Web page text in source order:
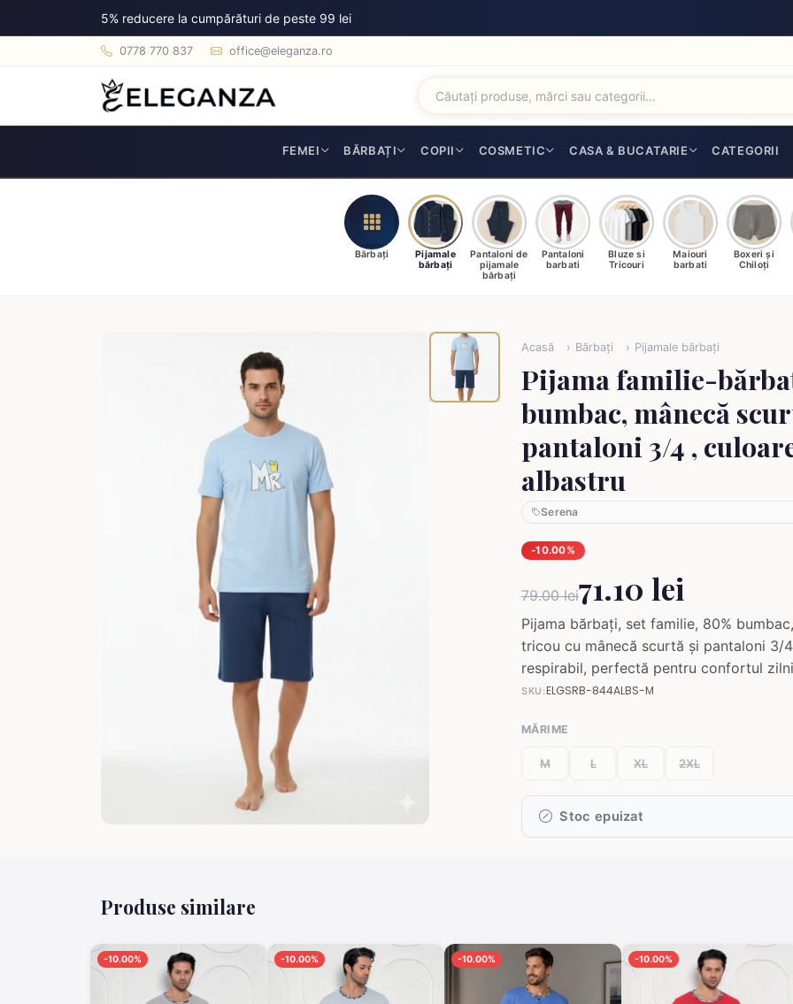
5% reducere la cumpărături de peste 99 lei
0778 770 837 office@eleganza.ro
FEMEI BĂRBAȚI COPII COSMETIC CASA & BUCATARIE CATEGORII
Bărbați
Pijamale
bărbați
Pantaloni de
pijamale
bărbați
Pantaloni
barbati
Bluze si
Tricouri
Maiouri
barbati
Boxeri și
Chiloți
Acasă Bărbați Pijamale bărbați
Pijama familie-
bumbac, mânecă
pantaloni 3/4 ,
albastru
Serena
-10.00%
79.00 lei71.10 lei
Pijama bărbați, set familie, 80%
tricou cu mânecă scurtă și pantaloni 3/
respirabil, perfectă pentru confortul
SKU:ELGSRB-844ALBS-M
MĂRIME
M L XL 2XL
Stoc epuizat
Produse similare
-10.00% -10.00% -10.00% -10.00%